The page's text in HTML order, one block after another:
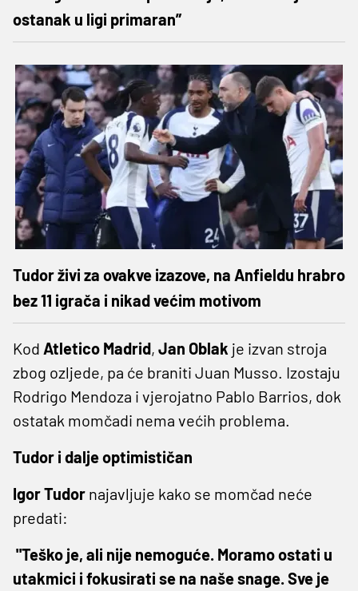
ostanak u ligi primaran”
Tudor živi za ovakve izazove, na Anfieldu hrabro
bez 11 igrača i nikad većim motivom
Kod Atletico Madrid, Jan Oblak je izvan stroja
zbog ozljede, pa će braniti Juan Musso. Izostaju
Rodrigo Mendoza i vjerojatno Pablo Barrios, dok
ostatak momčadi nema većih problema.
Tudor i dalje optimističan
Igor Tudor najavljuje kako se momčad neće
predati:
"Teško je, ali nije nemoguće. Moramo ostati u
utakmici i fokusirati se na naše snage. Sve je